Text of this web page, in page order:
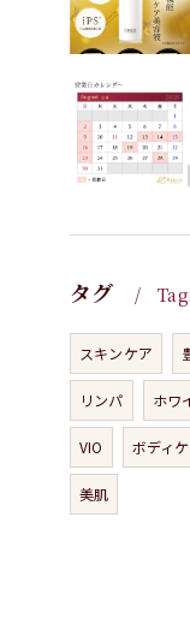
タグ
スキンケア
リンパ ホワ
VIO ボディ
美肌